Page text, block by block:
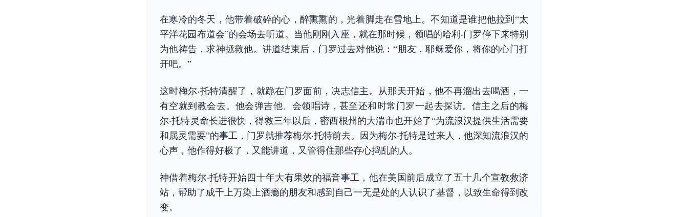
在寒冷的冬天，他带着破碎的心，醉熏熏的，光着脚走在雪地上。不知道是谁把他拉到“太
平洋花园布道会”的会场去听道。当他刚刚入座，就在那时候，领唱的哈利‧门罗停下来特别
为他祷告，求神拯救他。讲道结束后，门罗过去对他说：“朋友，耶稣爱你，将你的心门打
开吧。”
这时梅尔‧托特清醒了，就跪在门罗面前，决志信主。从那天开始，他不再溜出去喝酒，一
有空就到教会去。他会弹吉他、会领唱诗，甚至还和时常门罗一起去探访。信主之后的梅
尔‧托特灵命长进很快，得救三年以后，密西根州的大湍市也开始了“为流浪汉提供生活需要
和属灵需要”的事工，门罗就推荐梅尔‧托特前去。因为梅尔‧托特是过来人，他深知流浪汉的
心声，他作得好极了，又能讲道，又管得住那些存心捣乱的人。
神借着梅尔‧托特开始四十年大有果效的福音事工，他在美国前后成立了五十几个宣教救济
站，帮助了成千上万染上酒瘾的朋友和感到自己一无是处的人认识了基督，以致生命得到改
变。